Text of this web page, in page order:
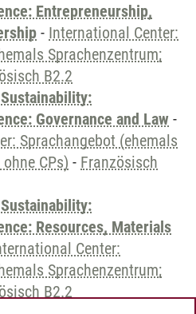
Entrepreneurship,
- International Center:
Sprachenzentrum;
B2.2
Governance and Law -
Sprachangebot (ehemals
CPs) - Französisch
Resources, Materials
Center:
Sprachenzentrum;
B2.2